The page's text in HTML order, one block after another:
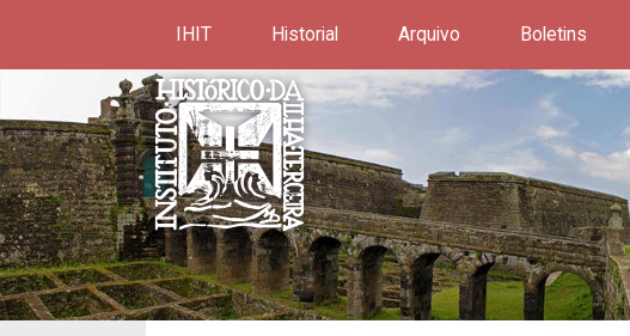
IHIT Historial Arquivo Boletins